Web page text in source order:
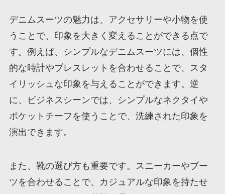
デニムスーツの魅力は、アクセサリーや小物を使
うことで、印象を大きく変えることができる点で
す。例えば、シンプルなデニムスーツには、個性
的な時計やブレスレットを合わせることで、スタ
イリッシュな印象を与えることができます。逆
に、ビジネスシーンでは、シンプルなネクタイや
ポケットチーフを使うことで、洗練された印象を
演出できます。
また、靴の選び方も重要です。スニーカーやブー
ツを合わせることで、カジュアルな印象を持たせ